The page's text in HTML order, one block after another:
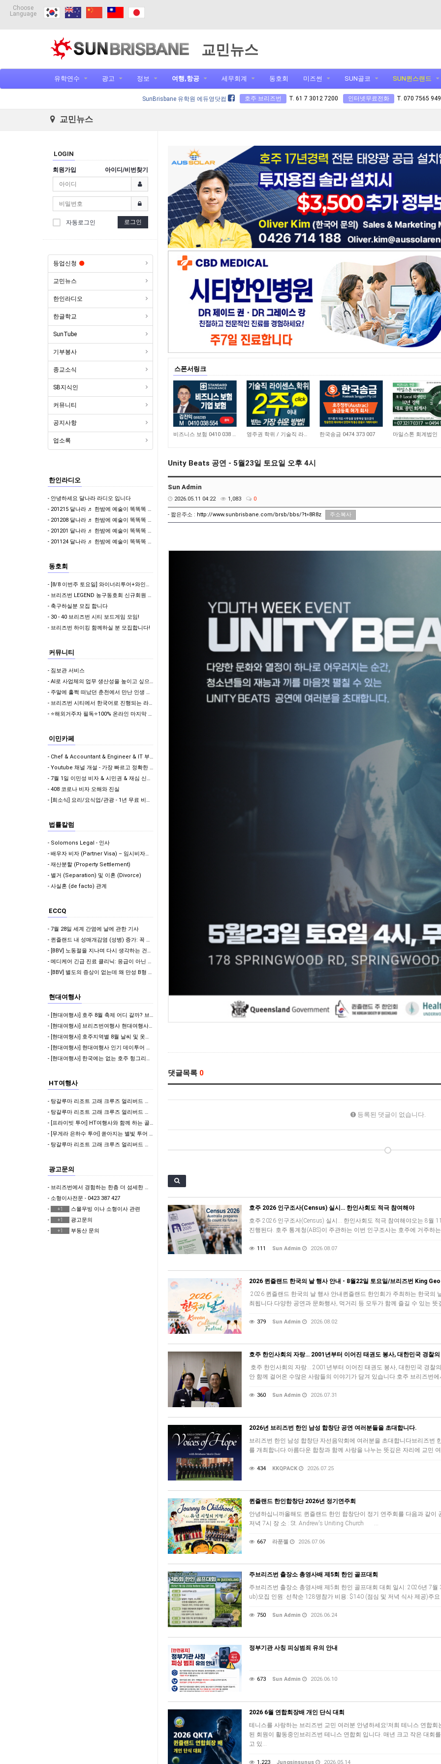
Choose
Language
교민뉴스
유학연수 광고 정보 여행,항공 세무회계 동호회 미즈썬 SUN골코 SUN퀸스랜드
SunBrisbane 유학원 에듀영닷컴 호주 브리즈번 T. 61 7 3012 7200 인터넷무료전화 T. 070 7565
교민뉴스
LOGIN
회원가입 아이디/비번찾기
자동로그인 로그인
등업신청
교민뉴스
한인라디오
한글학교
SunTube
기부봉사
종교소식
SB지식인
커뮤니티
공지사항
업소록
한인라디오
- 안녕하세요 달나라 라디오 입니다
- 201215 달나라 ♬ 한밤에 예술이 똑똑똑 & 나윤제 변호사의 밝은세상
- 201208 달나라 ♬ 한밤에 예술이 똑똑똑 & 걸어서 와인속으로
- 201201 달나라 ♬ 한밤에 예술이 똑똑똑 & 이어폰 한쪽만 빌려줄래?
- 201124 달나라 ♬ 한밤에 예술이 똑똑똑 & 이어폰 한쪽만 빌려줄래?
동호회
- [8/8 이번주 토요일] 와이너리투어+와인테이스팅+골코여행 함께 다녀오실 분????
- 브리즈번 LEGEND 농구동호회 신규회원 모집
- 축구하실분 모집 합니다
- 30 - 40 브리즈번 시티 보드게임 모임!
- 브리즈번 하이킹 함께하실 분 모집합니다!
커뮤니티
- 짐보관 서비스
- AI로 사업체의 업무 생산성을 높이고 싶으신가요?
- 주말에 훌쩍 떠났던 춘천에서 만난 인생 첫 웨이크서핑의 매력
- 브리즈번 시티에서 한국어로 진행되는 라떼아트 클래스, 8/29(토)에 열립니다
- ⭐해외거주자 필독⭐100% 온라인 마지막 한국어교원 2급 추가모집 (~8/2)
이민카페
- Chef & Accountant & Engineer & IT 부족직업군에 포함! 드디어!!
- Youtube 채널 개설 - 가장 빠르고 정확한 이민 뉴스 받아보기
- 7월 1일 이민성 비자 & 시민권 & 재심 신청비 인상
- 408 코로나 비자 오해와 진실
- [희소식] 요리/요식업/관광 - 1년 무료 비자 & 학생비자 풀타임 가능!
법률칼럼
- Solomons Legal - 인사
- 배우자 비자 (Partner Visa) – 임시비자에서 영주권으로 가는 길
- 재산분할 (Property Settlement)
- 별거 (Separation) 및 이혼 (Divorce)
- 사실혼 (de facto) 관계
ECCQ
- 7월 28일 세계 간염에 날에 관한 기사
- 퀸즐랜드 내 성매개감염 (성병) 증가: 꼭 알아야 할 정보
- [BBV] 노동절을 지나며 다시 생각하는 건강 점검의 중요성
- 메디케어 긴급 진료 클리닉: 응급이 아닌 상황에서 빠르고 편리한 의료 서비스 제공
- [BBV] 별도의 증상이 없는데 왜 만성 B형 간염 정기 검사를 받아야 하나요?
현대여행사
- [현대여행사] 호주 8월 축제 어디 갈까? 브리즈번 Ekka부터 멜버른 영화제, 시드니 마…
- [현대여행사] 브리즈번여행사 현대여행사 기업 인센티브 맞춤 관광 후기 | 8박 9일 호주 …
- [현대여행사] 호주지역별 8월 날씨 및 옷차림 정리해봤어요 ✨
- [현대여행사] 현대여행사 인기 데이투어 특가 할인 진행! 지금 확인해보세요 ✨
- [현대여행사] 한국에는 없는 호주 헝그리잭스 메뉴 추천! 호주 여행 중 꼭 먹어볼 패스트푸…
HT여행사
- 탕갈루마 리조트 고래 크루즈 얼리버드 할인 이벤트 !!
- 탕갈루마 리조트 고래 크루즈 얼리버드 할인 이벤트 !!
- [프라이빗 투어] HT여행사와 함께 하는 골드코스트 단독 투어!!!
- [무게라 은하수 투어] 쏟아지는 별빛 투어 | 브리즈번 야경투어 | 먹음직스러운 BBQ와 …
- 탕갈루마 리조트 고래 크루즈 얼리버드 할인 이벤트 !!
광고문의
- 브리즈번에서 경험하는 한층 더 섬세한 한국식 & 일본식 마사지 테라피 뷰티샵
- 소형이사전문 - 0423 387 427
-
+1
스몰무빙 이나 소형이사 관련
-
+1
광고문의
-
+1 부동산 문의
스폰서링크
4,648 비즈니스 보험 0410 038 554 21,173 영주권 학위 / 기술직 라이센스 최소2주안에 받기! (요리, 페인팅, 용접, 차일드케어 등… 10,745
한국송금 0474 373 007 4,666
마일스톤 회계법인
Unity Beats 공연 - 5월23일 토요일 오후 4시
Sun Admin
2026.05.11 04:22 1,083 0
- 짧은주소 : http://www.sunbrisbane.com/brsb/bbs/?t=8R8z 주소복사
댓글목록 0
등록된 댓글이 없습니다.
호주 2026 인구조사(Census) 실시… 한인사회도 적극 참여해야
호주 2026 인구조사(Census) 실시… 한인사회도 적극 참여해야오는 8월
진행된다. 호주 통계청(ABS)이 주관하는 이번 인구조사는 호주에 거주하
111 Sun Admin 2026.08.07
2026 퀸즐랜드 한국의 날 행사 안내 - 8월22일 토요일/브리즈번 King
2026 퀸즐랜드 한국의 날 행사 안내퀸즐랜드 한인회가 주최하는 한국의
최됩니다.다양한 공연과 문화행사, 먹거리 등 모두가 함께 즐길 수 있는
379 Sun Admin 2026.08.02
호주 한인사회의 자랑… 2001년부터 이어진 태권도 봉사, 대한민국 경찰
호주 한인사회의 자랑… 2001년부터 이어진 태권도 봉사, 대한민국 경찰
안 함께 걸어온 수많은 사람들의 이야기가 담겨 있습니다.호주 브리즈번
360 Sun Admin 2026.07.31
2026년 브리즈번 한인 남성 합창단 공연 여러분들을 초대합니다.
브리즈번 한인 남성 합창단 자선음악회에 여러분을 초대합니다브리즈번
를 개최합니다.아름다운 합창과 함께 사랑을 나누는 뜻깊은 자리에 교민
434 KKQPACK 2026.07.25
퀸즐랜드 한인합창단 2026년 정기연주회
안녕하십니까올해도 퀸즐랜드 한인 합창단이 정기 연주회를 다음과 같
저녁 7시 장 소 : St. Andrew's Uniting Church …
667 라푼젤 2026.07.06
주브리즈번 출장소 총영사배 제5회 한인 골프대회
주브리즈번 출장소 총영사배 제5회 한인 골프대회 대회 일시: 2026년 7
ub)모집 인원: 선착순 128명참가 비용: $140 (점심 및 저녁 식사 제공)주
750 Sun Admin 2026.06.24
정부기관 사칭 피싱범죄 유의 안내
673 Sun Admin 2026.06.10
2026 6월 연합회장배 개인 단식 대회
테니스를 사랑하는 브리즈번 교민 여러분 안녕하세요!저희 테니스 연합
된 회원이 활동중인브리즈번 테니스 연합회 입니다. 매년 크고 작은 대회
고 있…
1,223 Jungsinsunus 2026.05.14